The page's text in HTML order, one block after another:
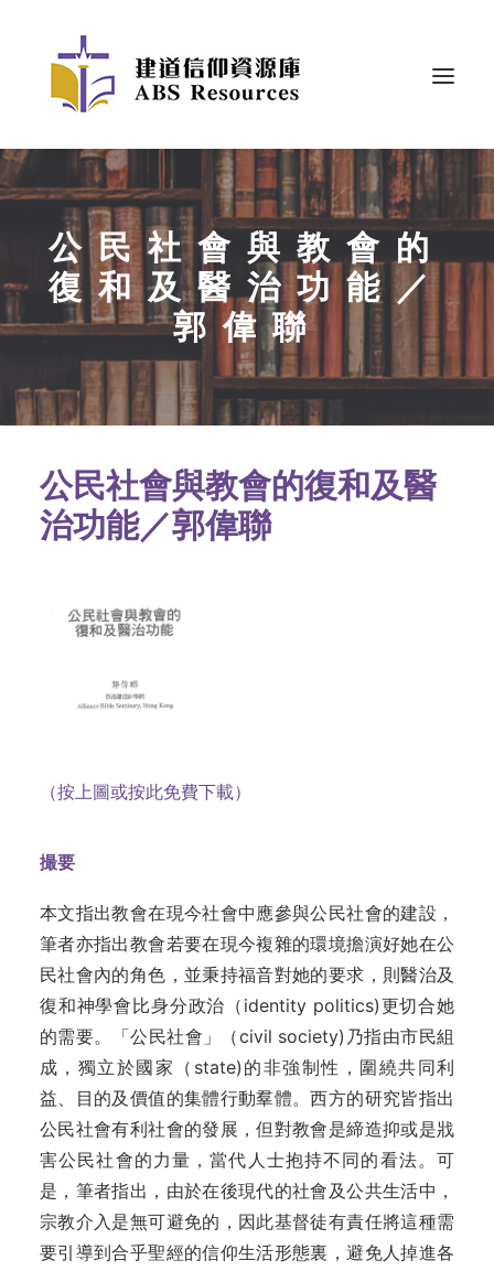
公民社會與教會的
復和及醫治功能／
郭偉聯
公民社會與教會的復和及醫
治功能／郭偉聯
（按上圖或按此免費下載）
撮要
本文指出教會在現今社會中應參與公民社會的建設，
筆者亦指出教會若要在現今複雜的環境擔演好她在公
民社會內的角色，並秉持福音對她的要求，則醫治及
復和神學會比身分政治（identity politics)更切合她
的需要。「公民社會」（civil society)乃指由市民組
成，獨立於國家（state)的非強制性，圍繞共同利
益、目的及價值的集體行動羣體。西方的研究皆指出
公民社會有利社會的發展，但對教會是締造抑或是戕
害公民社會的力量，當代人士抱持不同的看法。可
是，筆者指出，由於在後現代的社會及公共生活中，
宗教介入是無可避免的，因此基督徒有責任將這種需
要引導到合乎聖經的信仰生活形態裏，避免人掉進各